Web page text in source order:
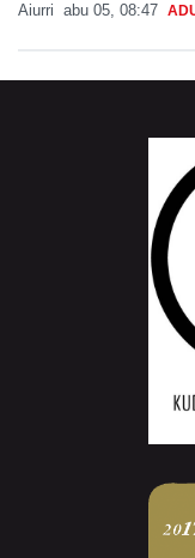
Aiurri abu 05, 08:47